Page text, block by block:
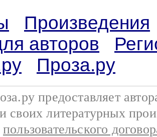
Произведения
авторов
Проза.ру
предоставляет
своих литературных
пользовательского